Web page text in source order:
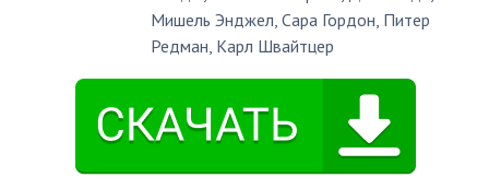
Мишель Энджел,Сара Гордон, Питер
Редман, Карл Швайтцер